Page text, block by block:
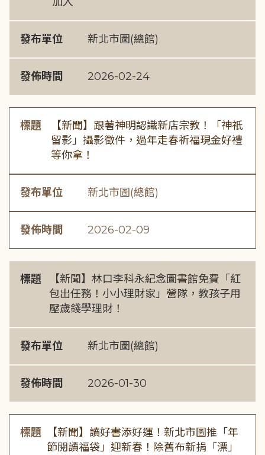
發布單位 新北市圖(總館)
發佈時間 2026-02-24
標題
【新聞】跟著神明認識新店宗教！「神祇
留影」攝影徵件，過年走春祈福現金好禮
等你拿！
發布單位 新北市圖(總館)
發佈時間 2026-02-09
標題
【新聞】林口李科永紀念圖書館免費「紅
包出任務！小小理財家」營隊，教孩子用
壓歲錢學理財！
發布單位 新北市圖(總館)
發佈時間 2026-01-30
標題
【新聞】讀好書添好運！新北市圖推「年
節閱讀福袋」迎新春！除舊布新捐「漂」